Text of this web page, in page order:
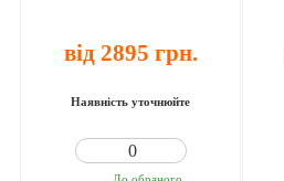
від 2895 грн.
Наявність уточнюйте